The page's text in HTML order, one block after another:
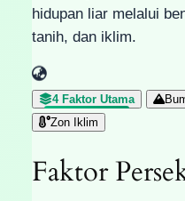
hidupan liar melalui
tanih, dan iklim.
4 Faktor Utama
Zon Iklim
Faktor